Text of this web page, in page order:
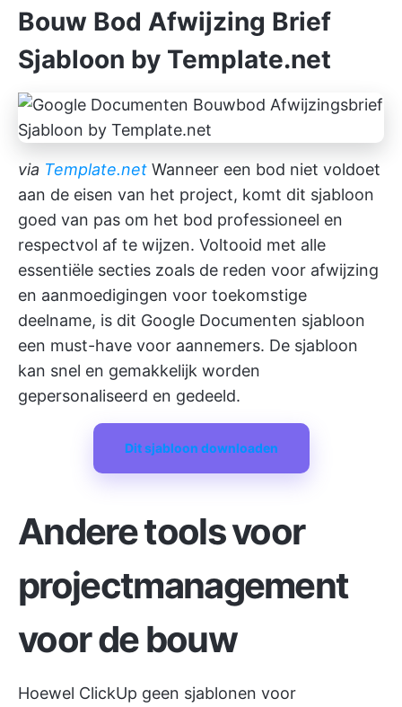
Bouw Bod Afwijzing Brief
Sjabloon by Template.net
via Template.net Wanneer een bod niet voldoet
aan de eisen van het project, komt dit sjabloon
goed van pas om het bod professioneel en
respectvol af te wijzen. Voltooid met alle
essentiële secties zoals de reden voor afwijzing
en aanmoedigingen voor toekomstige
deelname, is dit Google Documenten sjabloon
een must-have voor aannemers. De sjabloon
kan snel en gemakkelijk worden
gepersonaliseerd en gedeeld.
Dit sjabloon downloaden
Andere tools voor
projectmanagement
voor de bouw
Hoewel ClickUp geen sjablonen voor